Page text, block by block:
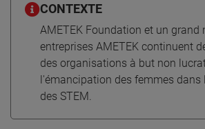
CONTEXTE
AMETEK Foundation et un grand
entreprises AMETEK continuent
des organisations à but non
l'émancipation des femmes dans
des STEM.